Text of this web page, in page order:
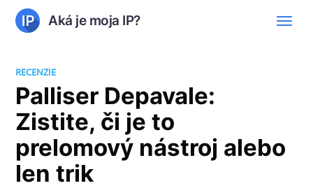
Aká je moja IP?
RECENZIE
Palliser Depavale:
Zistite, či je to
prelomový nástroj alebo
len trik